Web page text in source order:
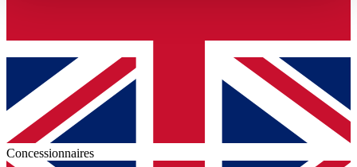
Concessionnaires